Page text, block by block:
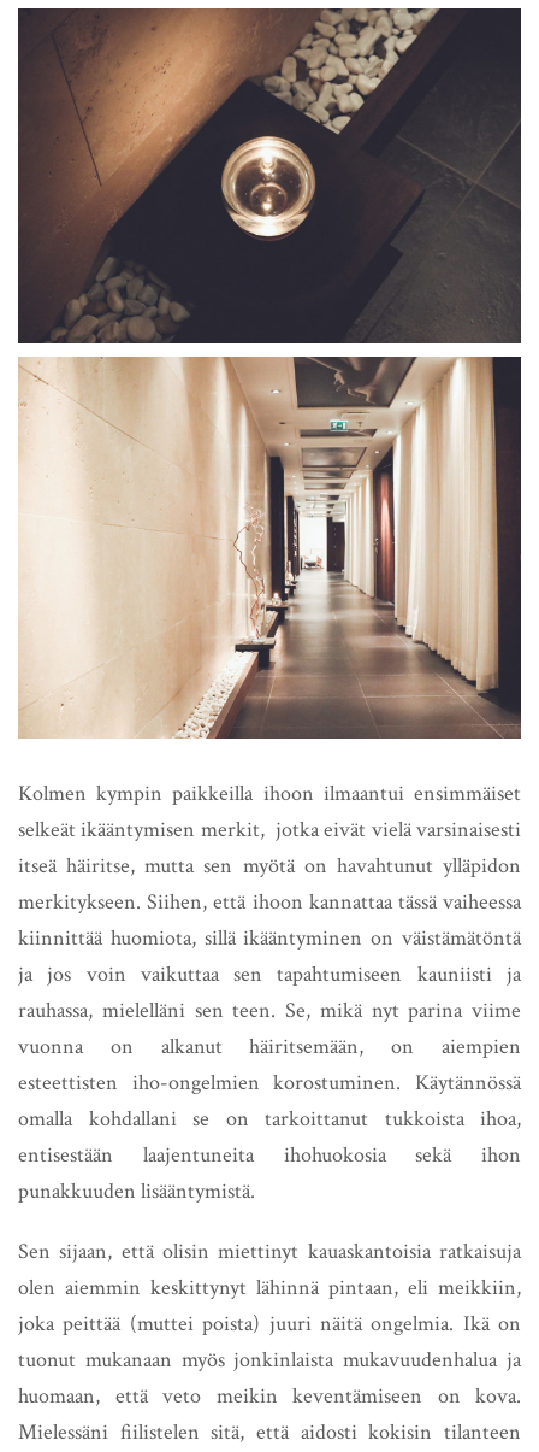
Kolmen kympin paikkeilla ihoon ilmaantui ensimmäiset
selkeät ikääntymisen merkit, jotka eivät vielä varsinaisesti
itseä häiritse, mutta sen myötä on havahtunut ylläpidon
merkitykseen. Siihen, että ihoon kannattaa tässä vaiheessa
kiinnittää huomiota, sillä ikääntyminen on väistämätöntä
ja jos voin vaikuttaa sen tapahtumiseen kauniisti ja
rauhassa, mielelläni sen teen. Se, mikä nyt parina viime
vuonna on alkanut häiritsemään, on aiempien
esteettisten iho-ongelmien korostuminen. Käytännössä
omalla kohdallani se on tarkoittanut tukkoista ihoa,
entisestään laajentuneita ihohuokosia sekä ihon
punakkuuden lisääntymistä.
Sen sijaan, että olisin miettinyt kauaskantoisia ratkaisuja
olen aiemmin keskittynyt lähinnä pintaan, eli meikkiin,
joka peittää (muttei poista) juuri näitä ongelmia. Ikä on
tuonut mukanaan myös jonkinlaista mukavuudenhalua ja
huomaan, että veto meikin keventämiseen on kova.
Mielessäni fiilistelen sitä, että aidosti kokisin tilanteen